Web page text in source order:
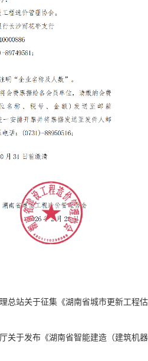
总站关于征集《湖南省城市更新工程估
关于发布《湖南省智能建造（建筑机器